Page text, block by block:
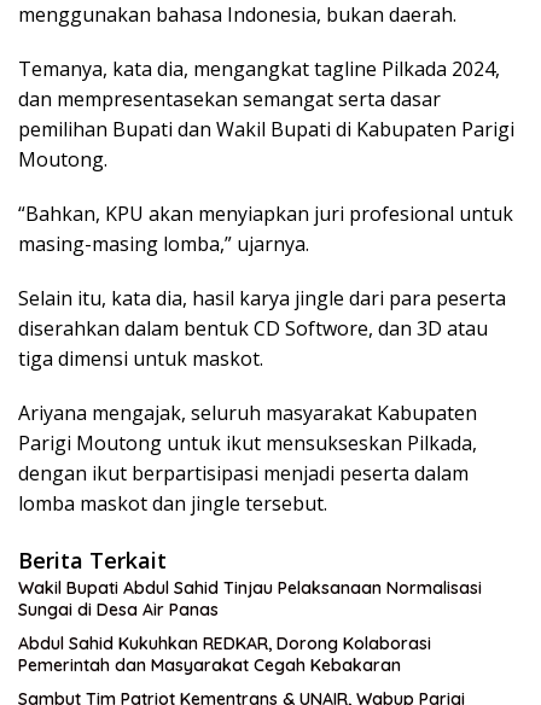
menggunakan bahasa Indonesia, bukan daerah.
Temanya, kata dia, mengangkat tagline Pilkada 2024,
dan mempresentasekan semangat serta dasar
pemilihan Bupati dan Wakil Bupati di Kabupaten Parigi
Moutong.
“Bahkan, KPU akan menyiapkan juri profesional untuk
masing-masing lomba,” ujarnya.
Selain itu, kata dia, hasil karya jingle dari para peserta
diserahkan dalam bentuk CD Softwore, dan 3D atau
tiga dimensi untuk maskot.
Ariyana mengajak, seluruh masyarakat Kabupaten
Parigi Moutong untuk ikut mensukseskan Pilkada,
dengan ikut berpartisipasi menjadi peserta dalam
lomba maskot dan jingle tersebut.
Berita Terkait
Wakil Bupati Abdul Sahid Tinjau Pelaksanaan Normalisasi
Sungai di Desa Air Panas
Abdul Sahid Kukuhkan REDKAR, Dorong Kolaborasi
Pemerintah dan Masyarakat Cegah Kebakaran
Sambut Tim Patriot Kementrans & UNAIR, Wabup Parigi